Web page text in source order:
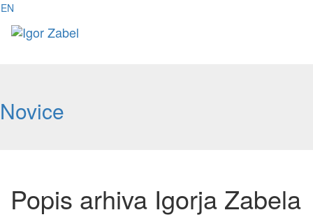
EN
Novice
Popis arhiva Igorja Zabela